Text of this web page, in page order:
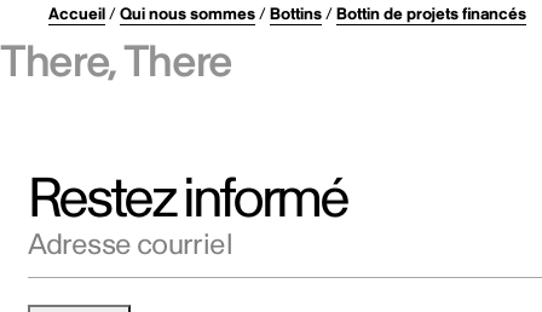
Accueil/Qui nous sommes/Bottins/Bottin de projets financés
There, There
Restez informé